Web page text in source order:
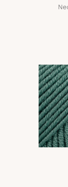
hvězdiček.